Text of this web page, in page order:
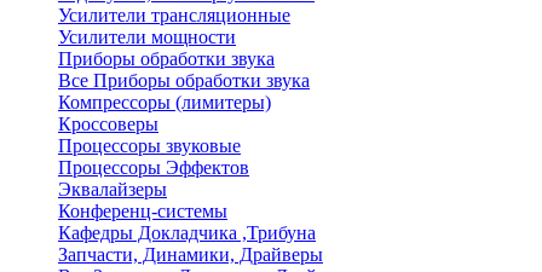
Усилители трансляционные
Усилители мощности
Приборы обработки звука
Все Приборы обработки звука
Компрессоры (лимитеры)
Кроссоверы
Процессоры звуковые
Процессоры Эффектов
Эквалайзеры
Конференц-системы
Кафедры Докладчика ,Трибуна
Запчасти, Динамики, Драйверы